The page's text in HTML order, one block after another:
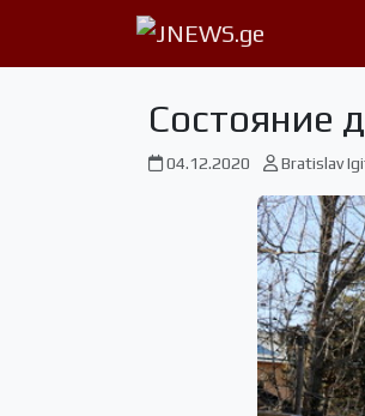
Состояние
04.12.2020 Bratislav